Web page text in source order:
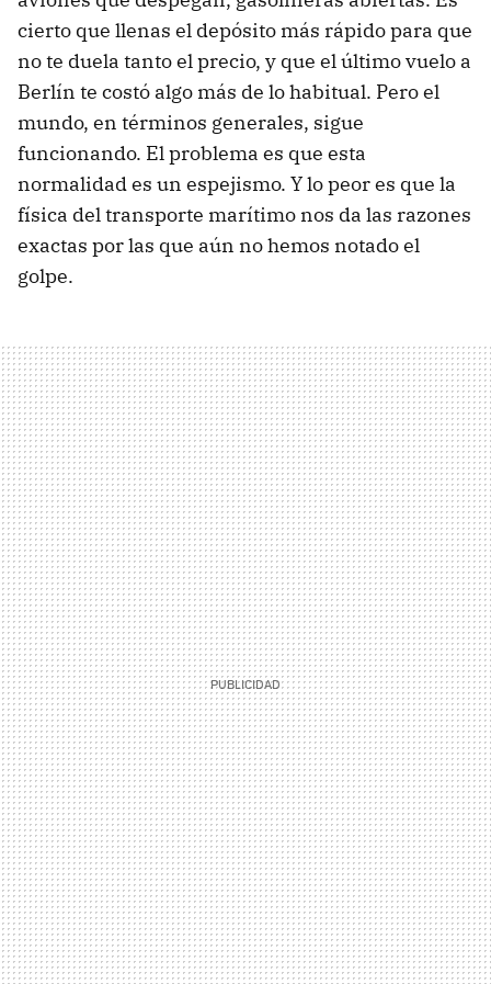
cierto que llenas el depósito más rápido para que
no te duela tanto el precio, y que el último vuelo a
Berlín te costó algo más de lo habitual. Pero el
mundo, en términos generales, sigue
funcionando. El problema es que esta
normalidad es un espejismo. Y lo peor es que la
física del transporte marítimo nos da las razones
exactas por las que aún no hemos notado el
golpe.